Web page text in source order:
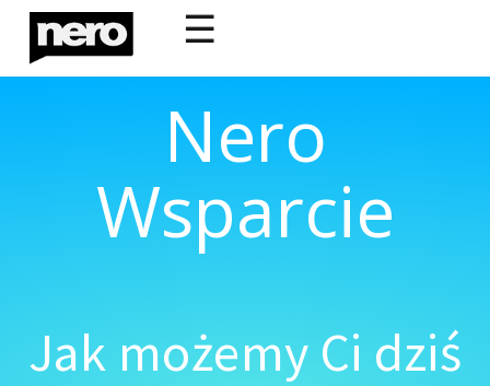
☰
Nero
Wsparcie
Jak możemy Ci dziś